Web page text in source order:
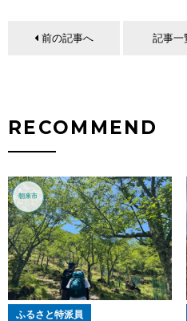
前の記事へ 記事一
RECOMMEND
朝来市
ふるさと特派員